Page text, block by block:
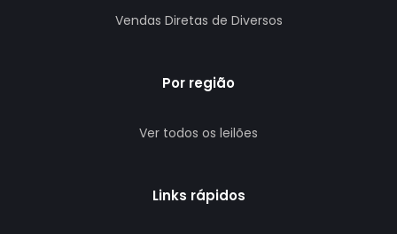
Vendas Diretas de Diversos
Por região
Ver todos os leilões
Links rápidos